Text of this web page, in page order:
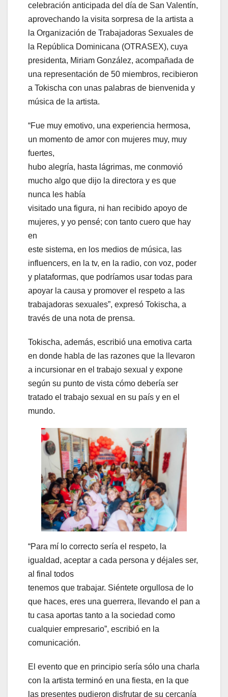
celebración anticipada del día de San Valentín,
aprovechando la visita sorpresa de la artista a
la Organización de Trabajadoras Sexuales de
la República Dominicana (OTRASEX), cuya
presidenta, Miriam González, acompañada de
una representación de 50 miembros, recibieron
a Tokischa con unas palabras de bienvenida y
música de la artista.
“Fue muy emotivo, una experiencia hermosa,
un momento de amor con mujeres muy, muy
fuertes,
hubo alegría, hasta lágrimas, me conmovió
mucho algo que dijo la directora y es que
nunca les había
visitado una figura, ni han recibido apoyo de
mujeres, y yo pensé; con tanto cuero que hay
en
este sistema, en los medios de música, las
influencers, en la tv, en la radio, con voz, poder
y plataformas, que podríamos usar todas para
apoyar la causa y promover el respeto a las
trabajadoras sexuales”, expresó Tokischa, a
través de una nota de prensa.
Tokischa, además, escribió una emotiva carta
en donde habla de las razones que la llevaron
a incursionar en el trabajo sexual y expone
según su punto de vista cómo debería ser
tratado el trabajo sexual en su país y en el
mundo.
“Para mí lo correcto sería el respeto, la
igualdad, aceptar a cada persona y déjales ser,
al final todos
tenemos que trabajar. Siéntete orgullosa de lo
que haces, eres una guerrera, llevando el pan a
tu casa aportas tanto a la sociedad como
cualquier empresario”, escribió en la
comunicación.
El evento que en principio sería sólo una charla
con la artista terminó en una fiesta, en la que
las presentes pudieron disfrutar de su cercanía